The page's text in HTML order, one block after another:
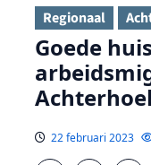
Regionaal
Goede
22 februari 2023